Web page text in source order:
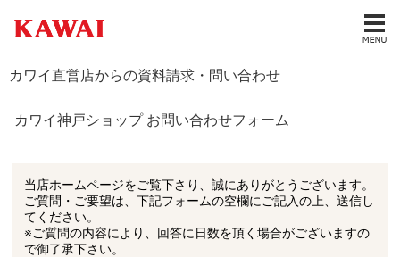
カワイ直営店からの資料請求・問い合わせ
カワイ神戸ショップ お問い合わせフォーム
当店ホームページをご覧下さり、誠にありがとうございます。
ご質問・ご要望は、下記フォームの空欄にご記入の上、送信し
てください。
※ご質問の内容により、回答に日数を頂く場合がございますの
で御了承下さい。